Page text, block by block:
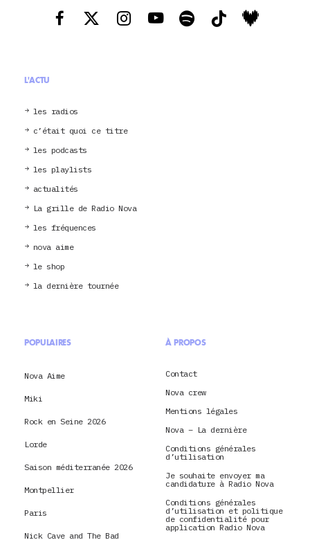
L'ACTU
les radios
c’était quoi ce titre
les podcasts
les playlists
actualités
La grille de Radio Nova
les fréquences
nova aime
le shop
la dernière tournée
POPULAIRES
Nova Aime
Miki
Rock en Seine 2026
Lorde
Saison méditerranée 2026
Montpellier
Paris
Nick Cave and The Bad
À PROPOS
Contact
Nova crew
Mentions légales
Nova – La dernière
Conditions générales
d’utilisation
Je souhaite envoyer ma
candidature à Radio Nova
Conditions générales
d’utilisation et politique
de confidentialité pour
application Radio Nova